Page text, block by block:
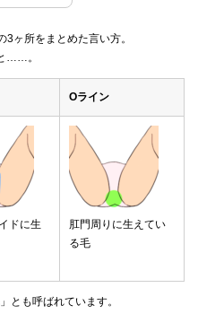
ヶ所をまとめた言い方。
……。
Oライン
ドに生
肛門周りに生えてい
る毛
とも呼ばれています。